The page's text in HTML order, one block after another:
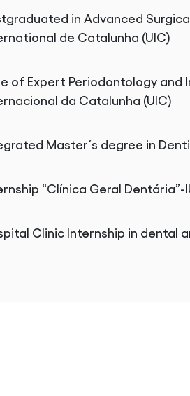
in Advanced
de Catalunha (UIC)
of Expert Periodontology and
da Catalunha (UIC)
Master´s degree in
“Clínica Geral Dentária”-
Clinic Internship in dental